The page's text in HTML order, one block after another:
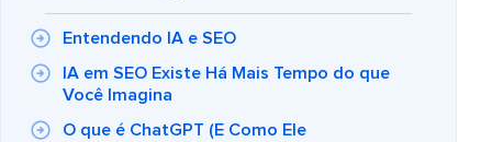
Entendendo IA e SEO
IA em SEO Existe Há Mais Tempo do que
Você Imagina
O que é ChatGPT (E Como Ele